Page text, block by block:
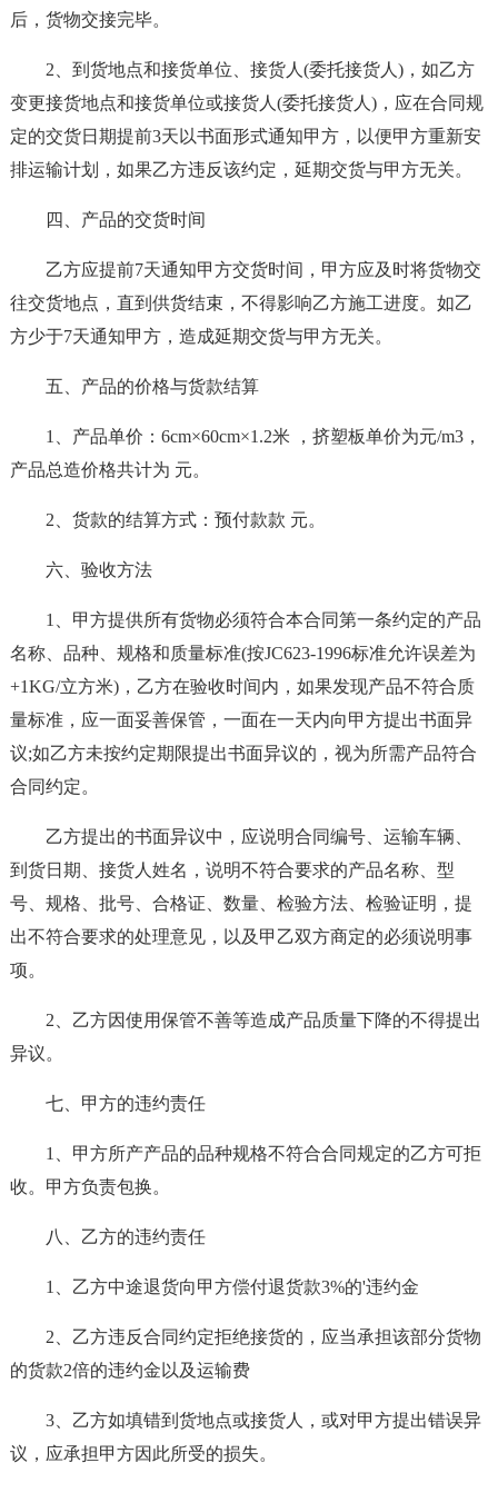
后，货物交接完毕。
2、到货地点和接货单位、接货人(委托接货人)，如乙方
变更接货地点和接货单位或接货人(委托接货人)，应在合同规
定的交货日期提前3天以书面形式通知甲方，以便甲方重新安
排运输计划，如果乙方违反该约定，延期交货与甲方无关。
四、产品的交货时间
乙方应提前7天通知甲方交货时间，甲方应及时将货物交
往交货地点，直到供货结束，不得影响乙方施工进度。如乙
方少于7天通知甲方，造成延期交货与甲方无关。
五、产品的价格与货款结算
1、产品单价：6cm×60cm×1.2米 ，挤塑板单价为元/m3，
产品总造价格共计为 元。
2、货款的结算方式：预付款款 元。
六、验收方法
1、甲方提供所有货物必须符合本合同第一条约定的产品
名称、品种、规格和质量标准(按JC623-1996标准允许误差为
+1KG/立方米)，乙方在验收时间内，如果发现产品不符合质
量标准，应一面妥善保管，一面在一天内向甲方提出书面异
议;如乙方未按约定期限提出书面异议的，视为所需产品符合
合同约定。
乙方提出的书面异议中，应说明合同编号、运输车辆、
到货日期、接货人姓名，说明不符合要求的产品名称、型
号、规格、批号、合格证、数量、检验方法、检验证明，提
出不符合要求的处理意见，以及甲乙双方商定的必须说明事
项。
2、乙方因使用保管不善等造成产品质量下降的不得提出
异议。
七、甲方的违约责任
1、甲方所产产品的品种规格不符合合同规定的乙方可拒
收。甲方负责包换。
八、乙方的违约责任
1、乙方中途退货向甲方偿付退货款3%的'违约金
2、乙方违反合同约定拒绝接货的，应当承担该部分货物
的货款2倍的违约金以及运输费
3、乙方如填错到货地点或接货人，或对甲方提出错误异
议，应承担甲方因此所受的损失。